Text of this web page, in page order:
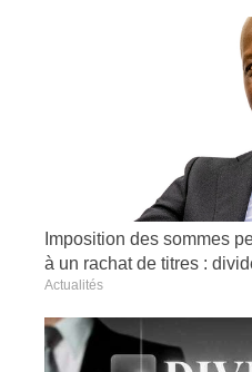
Imposition des sommes
à un rachat de titres :
Actualités